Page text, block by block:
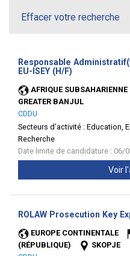
Effacer votre recherche
Responsable
EU-ISEY (H/F)
AFRIQUE SUBSAHARIENNE
GREATER BANJUL
CDDU
Secteurs d'activité : Education,
Recherche
Date limite de candidature : 06/
Voir
ROLAW Prosecution Key
EUROPE CONTINENTALE
(RÉPUBLIQUE)
SKOPJE